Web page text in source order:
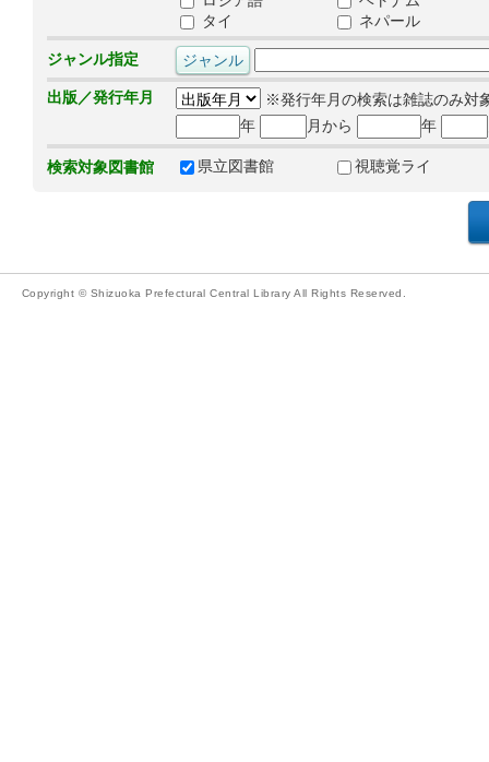
タイ
ネパール
ジャンル指定
出版／発行年月
※発行年月の検索は雑誌のみ対
年
月から 年
検索対象図書館 県立図書館 視聴覚ライ
Copyright © Shizuoka Prefectural Central Library All Rights Reserved.